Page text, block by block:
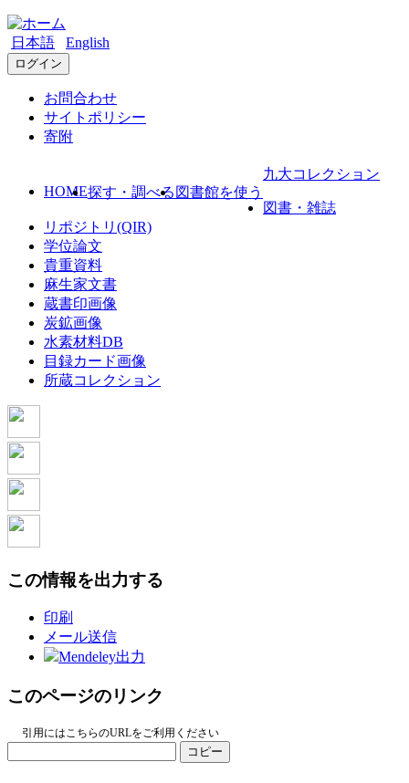
日本語 English
ログイン
お問合わせ
サイトポリシー
寄附
HOME探す・調べる 図書館を使う
九大コレクション
図書・雑誌
リポジトリ(QIR)
学位論文
貴重資料
麻生家文書
蔵書印画像
炭鉱画像
水素材料DB
目録カード画像
所蔵コレクション
この情報を出力する
印刷
メール送信
Mendeley出力
このページのリンク
引用にはこちらのURLをご利用ください
コピー